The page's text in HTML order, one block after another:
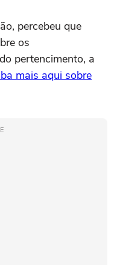
percebeu que
os
pertencimento, a
mais aqui sobre